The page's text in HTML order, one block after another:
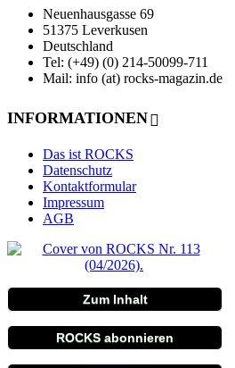
Neuenhausgasse 69
51375 Leverkusen
Deutschland
Tel: (+49) (0) 214-50099-711
Mail: info (at) rocks-magazin.de
INFORMATIONEN
Das ist ROCKS
Datenschutz
Kontaktformular
Impressum
AGB
Zum Inhalt
ROCKS abonnieren